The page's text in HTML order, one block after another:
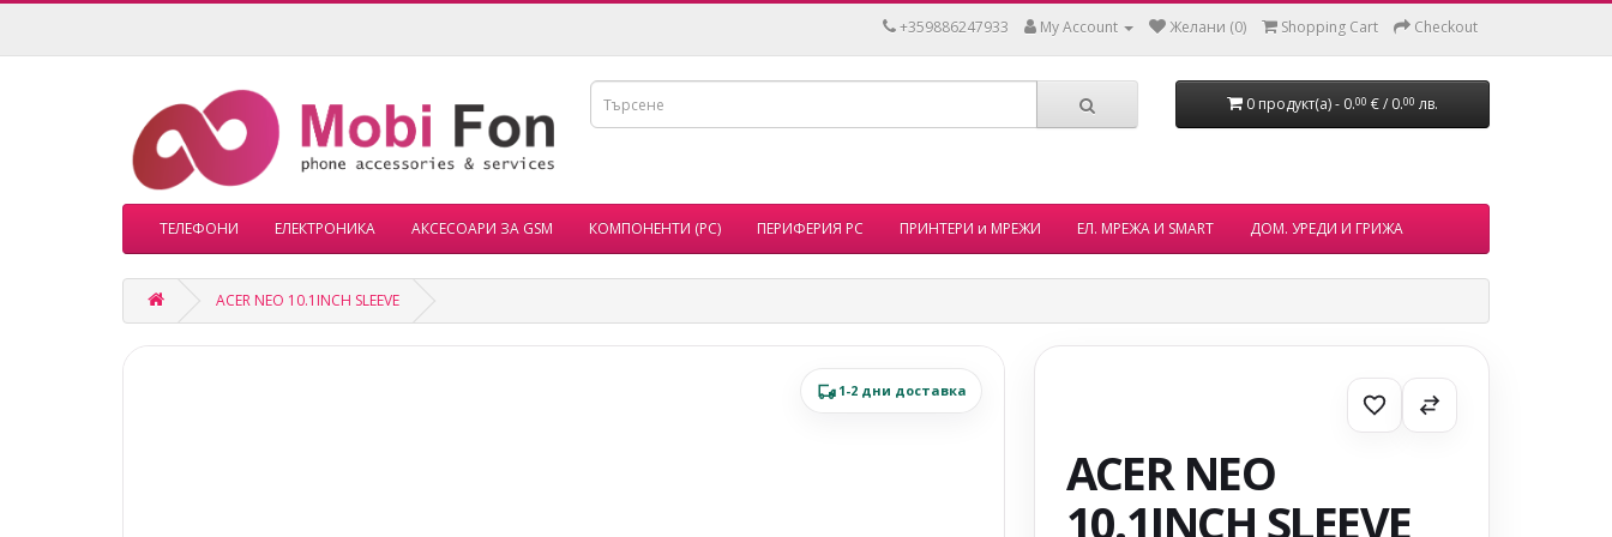
+359886247933 My Account Желани (0) Shopping Cart Checkout
0 продукт(а) - 0.00 € / 0.00 лв.
ТЕЛЕФОНИ ЕЛЕКТРОНИКА АКСЕСОАРИ ЗА GSM КОМПОНЕНТИ (PC) ПЕРИФЕРИЯ PC ПРИНТЕРИ и МРЕЖИ ЕЛ. МРЕЖА И SMART ДОМ. УРЕДИ И ГРИЖА
ACER NEO 10.1INCH SLEEVE
1-2 дни доставка
ACER NEO
10.1INCH SLEEVE